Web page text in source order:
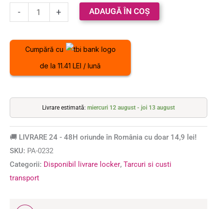
- + ADAUGĂ ÎN COȘ
Cumpără cu
de la 11.41 LEI / lună
Livrare estimată: miercuri 12 august - joi 13 august
🚚 LIVRARE 24 - 48H oriunde în România cu doar 14,9 lei!
SKU: PA-0232
Categorii: Disponibil livrare locker, Tarcuri si custi
transport